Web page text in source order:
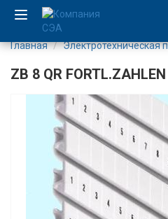
Компания
Каталог
Производство
Главная Электротехническая
ZB 8 QR